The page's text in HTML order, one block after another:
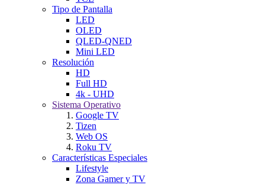
Tipo de Pantalla
LED
OLED
QLED-QNED
Mini LED
Resolución
HD
Full HD
4k - UHD
Sistema Operativo
Google TV
Tizen
Web OS
Roku TV
Características Especiales
Lifestyle
Zona Gamer y TV